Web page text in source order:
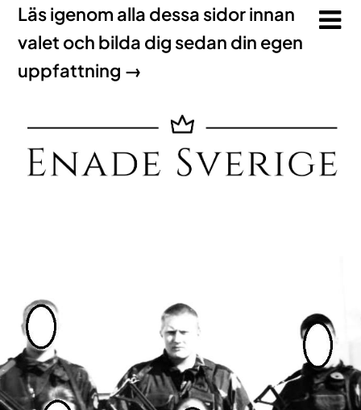
Läs igenom alla dessa sidor innan
valet och bilda dig sedan din egen
uppfattning →